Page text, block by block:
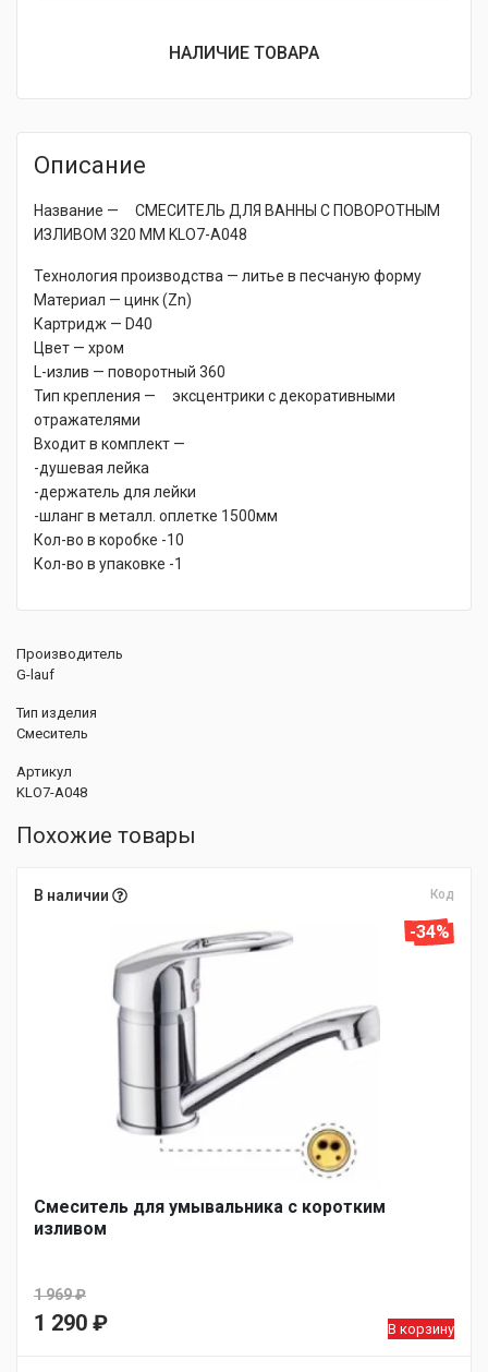
НАЛИЧИЕ ТОВАРА
Описание
Название — СМЕСИТЕЛЬ ДЛЯ ВАННЫ С ПОВОРОТНЫМ
ИЗЛИВОМ 320 ММ KLO7-A048
Технология производства — литье в песчаную форму
Материал — цинк (Zn)
Картридж — D40
Цвет — хром
L-излив — поворотный 360
Тип крепления — эксцентрики c декоративными
отражателями
Входит в комплект —
-душевая лейка
-держатель для лейки
-шланг в металл. оплетке 1500мм
Кол-во в коробке -10
Кол-во в упаковке -1
Производитель
G-lauf
Тип изделия
Смеситель
Артикул
KLO7-A048
Похожие товары
В наличии Код
-34%
Смеситель для умывальника с коротким
изливом
1 969₽
Первоначальная
1 290 ₽
В корзину